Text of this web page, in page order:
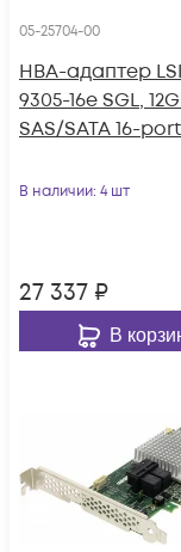
05-25704-00
HBA-адаптер LSI
9305-16e SGL,
SAS/SATA 16-
В наличии: 4 шт
27 337 ₽
В